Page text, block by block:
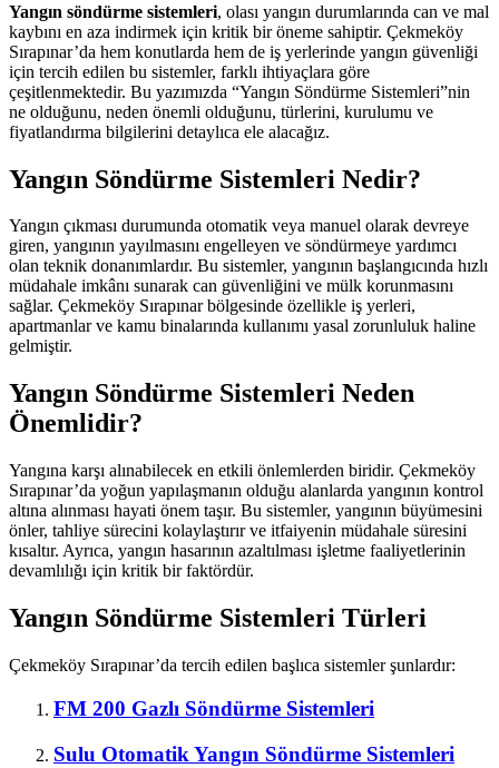
Yangın söndürme sistemleri, olası yangın durumlarında can ve mal
kaybını en aza indirmek için kritik bir öneme sahiptir. Çekmeköy
Sırapınar’da hem konutlarda hem de iş yerlerinde yangın güvenliği
için tercih edilen bu sistemler, farklı ihtiyaçlara göre
çeşitlenmektedir. Bu yazımızda “Yangın Söndürme Sistemleri”nin
ne olduğunu, neden önemli olduğunu, türlerini, kurulumu ve
fiyatlandırma bilgilerini detaylıca ele alacağız.
Yangın Söndürme Sistemleri Nedir?
Yangın çıkması durumunda otomatik veya manuel olarak devreye
giren, yangının yayılmasını engelleyen ve söndürmeye yardımcı
olan teknik donanımlardır. Bu sistemler, yangının başlangıcında hızlı
müdahale imkânı sunarak can güvenliğini ve mülk korunmasını
sağlar. Çekmeköy Sırapınar bölgesinde özellikle iş yerleri,
apartmanlar ve kamu binalarında kullanımı yasal zorunluluk haline
gelmiştir.
Yangın Söndürme Sistemleri Neden
Önemlidir?
Yangına karşı alınabilecek en etkili önlemlerden biridir. Çekmeköy
Sırapınar’da yoğun yapılaşmanın olduğu alanlarda yangının kontrol
altına alınması hayati önem taşır. Bu sistemler, yangının büyümesini
önler, tahliye sürecini kolaylaştırır ve itfaiyenin müdahale süresini
kısaltır. Ayrıca, yangın hasarının azaltılması işletme faaliyetlerinin
devamlılığı için kritik bir faktördür.
Yangın Söndürme Sistemleri Türleri
Çekmeköy Sırapınar’da tercih edilen başlıca sistemler şunlardır:
FM 200 Gazlı Söndürme Sistemleri
Sulu Otomatik Yangın Söndürme Sistemleri